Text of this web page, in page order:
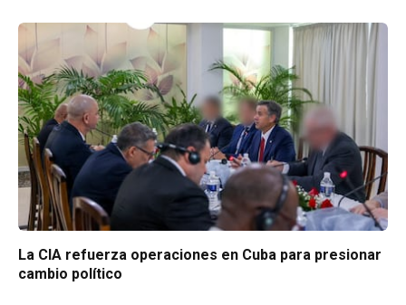
La CIA refuerza operaciones en Cuba para presionar
cambio político